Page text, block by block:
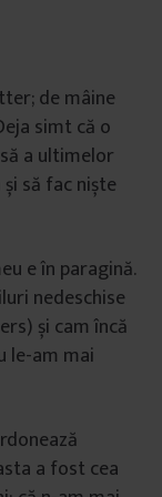
de mâine
simt că o
a ultimelor
să fac niște
e în paragină.
nedeschise
și cam încă
le-am mai
a fost cea